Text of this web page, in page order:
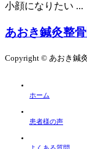
小顔になりたい ...
あおき鍼灸整
Copyright © あおき鍼
ホーム
患者様の声
よくある質問